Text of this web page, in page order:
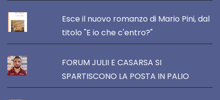
Esce il nuovo romanzo di Mario Pini, dal
titolo "E io che c'entro?"
FORUM JULII E CASARSA SI
SPARTISCONO LA POSTA IN PALIO